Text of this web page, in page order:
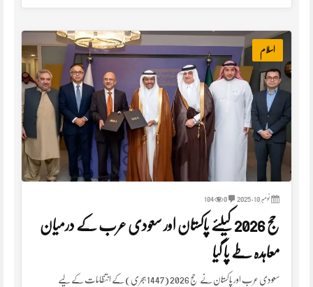
اسلام
نومبر 10, 2025 0
104
حج 2026 کیلئے پاکستان اور سعودی عرب کے درمیان
معاہدہ طے پا گیا
سعودی عرب اور پاکستان نے حج 2026 (1447 ہجری) کے انتظامات کے لیے